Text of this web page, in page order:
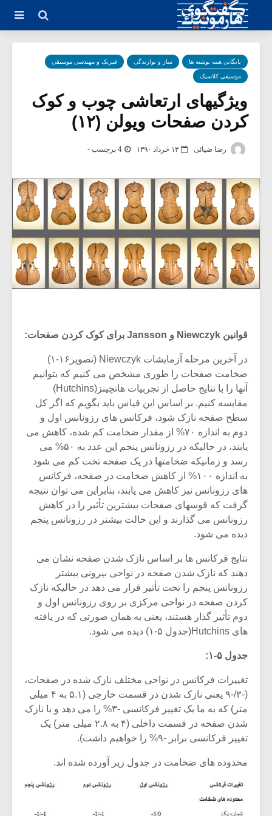
بایگانی همه نوشته ها ساز و نوازندگی فیزیک و مهندسی موسیقی
موسیقی کلاسیک
ویژگیهای ارتعاشی چوب و کوک
کردن صفحات ویولن (۱۲)
رضا ضیائی ۱۳ خرداد ۱۳۹۰ 4 برچسب -
قوانین Niewczyk و Jansson برای کوک کردن صفحات:
در آخرین مرحله آزمایشات Niewczyk (تصویر۱۶-۱)
ضخامت صفحات را طوری مشخص می کنیم که بتوانیم
آنها را با نتایج حاصل از تجربیات هاتچینز(Hutchins)
مقایسه کنیم. بر اساس این قیاس باید بگویم که اگر کل
سطح صفحه نازک شود، فرکانس های رزونانس اول و
دوم به اندازه ۷۰% از مقدار ضخامت کم شده، کاهش می
یابند، در حالیکه در رزونانس پنجم این عدد به ۵۰% می
رسد و زمانیکه ضخامتها در یک صفحه تخت کم می شود
به اندازه ۱۰۰% از کاهش ضخامت در صفحه، فرکانس
های رزونانس نیز کاهش می یابند، بنابراین می توان نتیجه
گرفت که قوسهای صفحات بیشترین تأثیر را در کاهش
رزونانس می گذارند و این حالت بیشتر در رزونانس پنجم
دیده می شود.
نتایج فرکانس ها بر اساس نازک شدن صفحه نشان می
دهند که نازک شدن صفحه در نواحی بیرونی بیشتر
رزونانس پنجم را تحت تأثیر قرار می دهد در حالیکه نازک
کردن صفحه در نواحی مرکزی بر روی رزونانس اول و
دوم تأثیر گذار هستند، یعنی به همان صورتی که در یافته
های Hutchins(جدول ۵-۱) دیده می شود.
جدول ۵-۱:
تغییرات فرکانس در نواحی مختلف نازک شده در صفحات،
(-۳/-۹ یعنی نازک شدن در قسمت خارجی (۵.۱ به ۴ میلی
متر) که به ما یک تغییر فرکانسی -۳% را می دهد و با نازک
شدن صفحه در قسمت داخلی (۴ به ۲.۸ میلی متر) یک
تغییر فرکانسی برابر -۹% را خواهیم داشت).
محدوده های ضخامت در جدول زیر آورده شده اند.
میکلوش روژا